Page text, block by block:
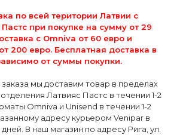
по всей територии Латвии с
при покупке на сумму от 29
с Omniva от 60 евро и
200 евро. Бесплатная доставка в
от суммы покупки.
мы доставим товар в пределах
Латвияс Пастс в течении 1-2
Omniva и Unisend в течении 1-2
адресу курьером Venipar в
В наш магазин по адресу Рига, ул.